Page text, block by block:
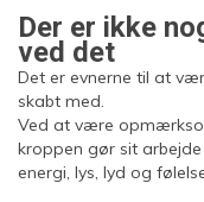
Der er ikke
ved det
Det er evnerne til at
skabt med.
Ved at være
kroppen gør sit
energi, lys, lyd og